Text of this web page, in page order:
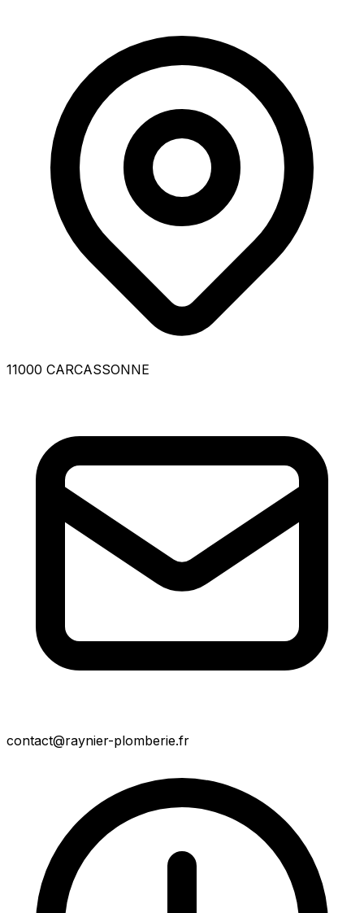
11000 CARCASSONNE
contact@raynier-plomberie.fr